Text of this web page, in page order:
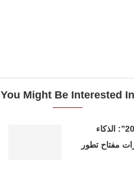
You Might Be Interested In
متحدثون في “تواصل 2026”: الذكاء
مفتاح تطور